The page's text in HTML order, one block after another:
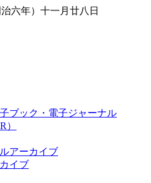
六年）十一月廿八日
ブック・電子ジャーナル
）
アーカイブ
イブ